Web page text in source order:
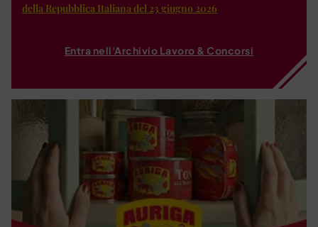
della Repubblica Italiana del 23 giugno 2026
Entra nell'Archivio Lavoro & Concorsi